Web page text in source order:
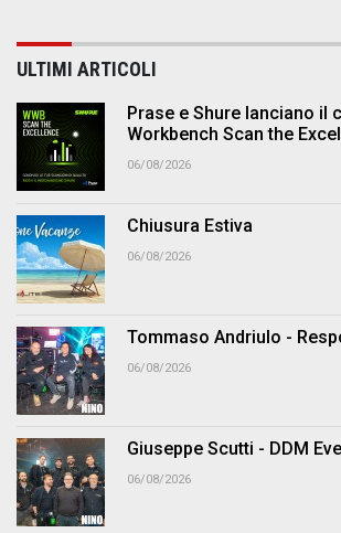
ULTIMI ARTICOLI
Prase e Shure lanciano il
Workbench Scan the
06/08/2026
Chiusura Estiva
06/08/2026
Tommaso Andriulo -
06/08/2026
Giuseppe Scutti - DDM
06/08/2026